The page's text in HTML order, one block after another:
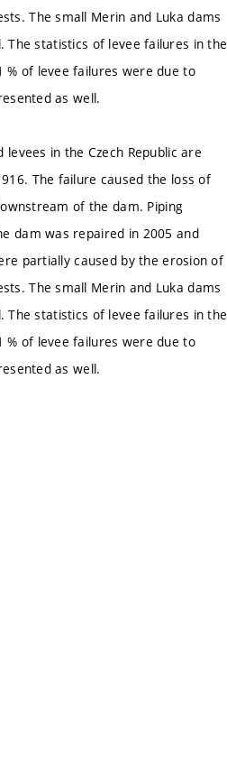
The small Merin and Luka dams
The statistics of levee failures in the
of levee failures were due to
as well.
in the Czech Republic are
The failure caused the loss of
of the dam. Piping
dam was repaired in 2005 and
partially caused by the erosion of
The small Merin and Luka dams
The statistics of levee failures in the
of levee failures were due to
as well.